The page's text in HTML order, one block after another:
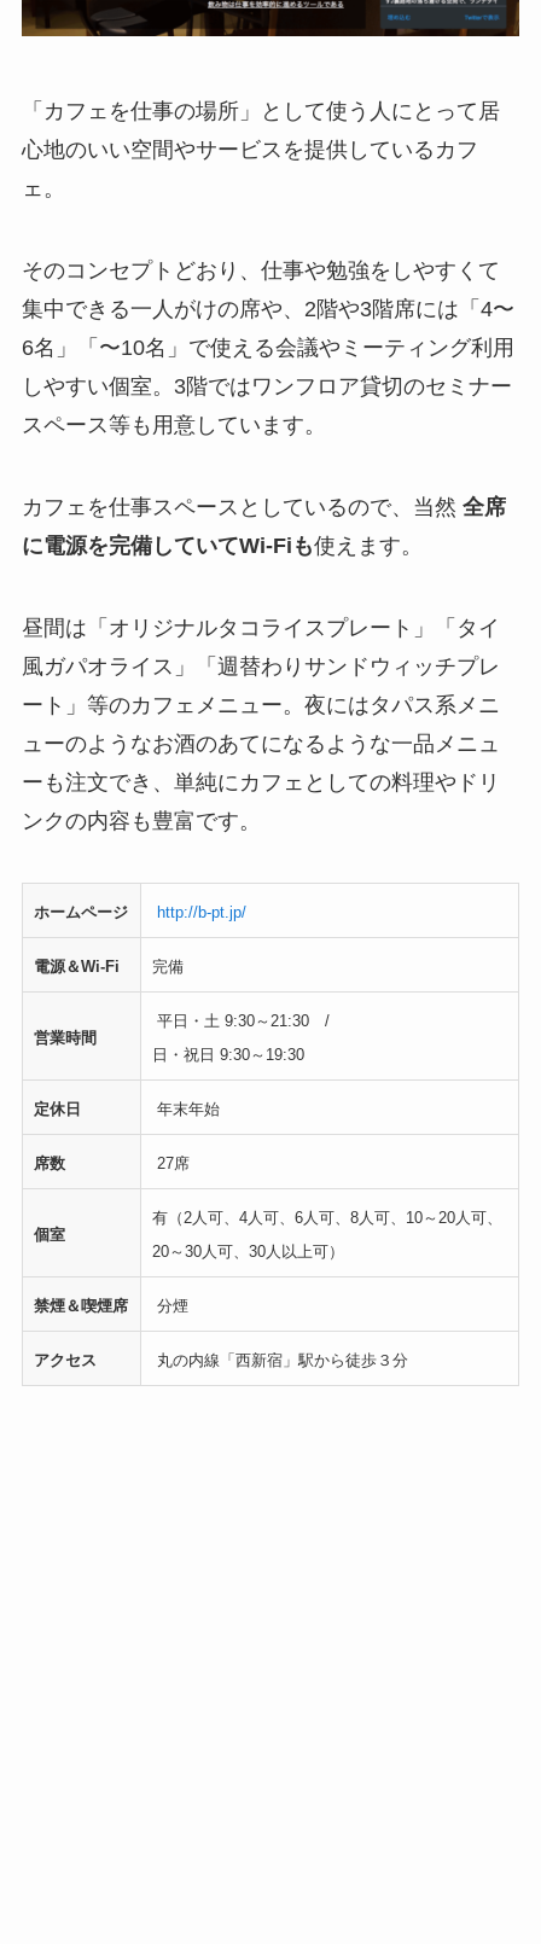
「カフェを仕事の場所」として使う人にとって居
心地のいい空間やサービスを提供しているカフ
ェ。
そのコンセプトどおり、仕事や勉強をしやすくて
集中できる一人がけの席や、2階や3階席には「4〜
6名」「〜10名」で使える会議やミーティング利用
しやすい個室。3階ではワンフロア貸切のセミナー
スペース等も用意しています。
カフェを仕事スペースとしているので、当然 全席
に電源を完備していてWi-Fiも使えます。
昼間は「オリジナルタコライスプレート」「タイ
風ガパオライス」「週替わりサンドウィッチプレ
ート」等のカフェメニュー。夜にはタパス系メニ
ューのようなお酒のあてになるような一品メニュ
ーも注文でき、単純にカフェとしての料理やドリ
ンクの内容も豊富です。
ホームページ http://b-pt.jp/
電源＆Wi-Fi 完備
営業時間
平日・土 9:30～21:30 /
日・祝日 9:30～19:30
定休日 年末年始
席数 27席
個室
有（2人可、4人可、6人可、8人可、10～20人可、
20～30人可、30人以上可）
禁煙＆喫煙席 分煙
アクセス 丸の内線「西新宿」駅から徒歩３分